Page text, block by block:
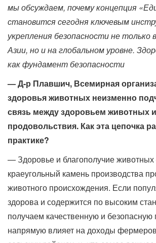
мы обсуждаем, почему концепция
становится сегодня ключевым
укрепления безопасности не только
Азии, но и на глобальном уровне.
как фундамент безопасности
— Д-р Плавшич, Всемирная
здоровья животных неизменно
связь между здоровьем животных
продовольствия. Как эта цепочка
практике?
— Здоровье и благополучие
краеугольный камень производства
животного происхождения. Если
здорова и содержится по высоким
получаем качественную и
напрямую влияет на доходы